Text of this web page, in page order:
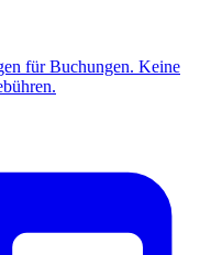
für Buchungen. Keine